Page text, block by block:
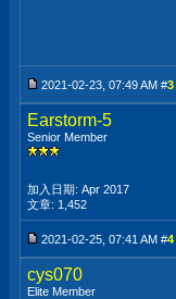
2021-02-23, 07:49 AM #3
Earstorm-5
Senior Member
加入日期: Apr 2017
文章: 1,452
2021-02-25, 07:41 AM #4
cys070
Elite Member